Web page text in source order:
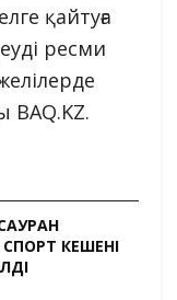
қайтуға
ресми
КЕШЕНІ